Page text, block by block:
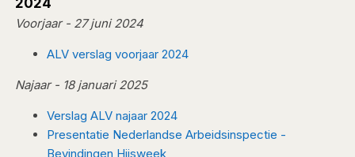
​Voorjaar - 27 juni 2024
ALV verslag voorjaar 2024​
Najaar - 18 januari 2025
Verslag ALV najaar 2024​
Presentatie Nederlandse Arbeidsinspectie -
Bevindingen Hijsweek